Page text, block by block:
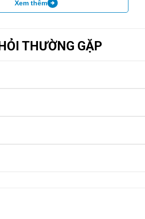
Xem thêm
THƯỜNG GẶP
đừng ngần ngại gọi cho Care Center